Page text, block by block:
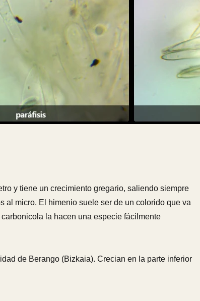
y tiene un crecimiento gregario, saliendo siempre
al micro. El himenio suele ser de un colorido que va
la hacen una especie fácilmente
de Berango (Bizkaia). Crecian en la parte inferior